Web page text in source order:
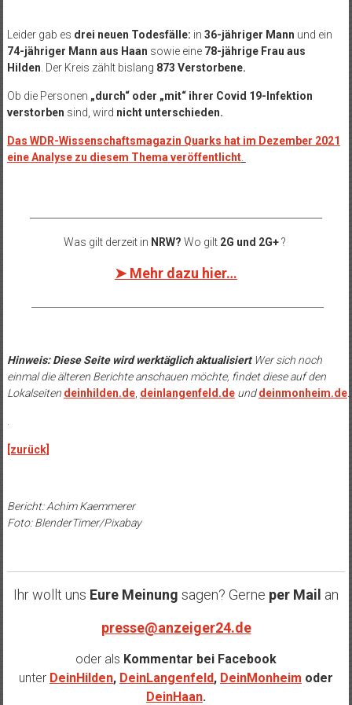
Leider gab es drei neuen Todesfälle: in 36-jähriger Mann und ein
74-jähriger Mann aus Haan sowie eine 78-jährige Frau aus
Hilden . Der Kreis zählt bislang 873 Verstorbene.
Ob die Personen „durch“ oder „mit“ ihrer Covid 19-Infektion
verstorben sind, wird nicht unterschieden.
Das WDR-Wissenschaftsmagazin Quarks hat im Dezember 2021
eine Analyse zu diesem Thema veröffentlicht.
Was gilt derzeit in NRW? Wo gilt 2G und 2G+?
➤ Mehr dazu hier…
Hinweis: Diese Seite wird werktäglich aktualisiert Wer sich noch
einmal die älteren Berichte anschauen möchte, findet diese auf den
Lokalseiten deinhilden.de, deinlangenfeld.deunddeinmonheim.de.
[zurück]
Bericht: Achim Kaemmerer
Foto: BlenderTimer/Pixabay
Ihr wollt uns Eure Meinung sagen? Gerne per Mail an
presse@anzeiger24.de
oder als Kommentar bei Facebook
unter DeinHilden, DeinLangenfeld, DeinMonheim oder
DeinHaan.